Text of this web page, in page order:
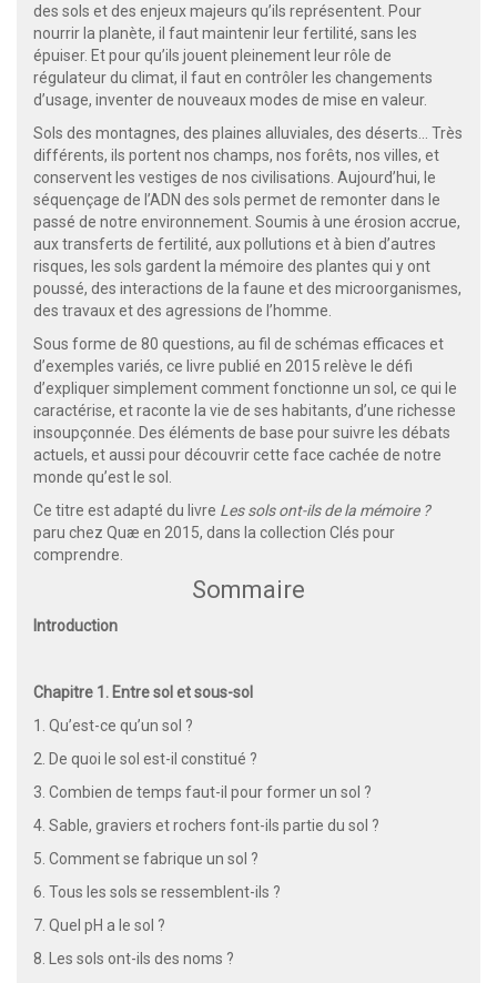
des sols et des enjeux majeurs qu’ils représentent. Pour
nourrir la planète, il faut maintenir leur fertilité, sans les
épuiser. Et pour qu’ils jouent pleinement leur rôle de
régulateur du climat, il faut en contrôler les changements
d’usage, inventer de nouveaux modes de mise en valeur.
Sols des montagnes, des plaines alluviales, des déserts… Très
différents, ils portent nos champs, nos forêts, nos villes, et
conservent les vestiges de nos civilisations. Aujourd’hui, le
séquençage de l’ADN des sols permet de remonter dans le
passé de notre environnement. Soumis à une érosion accrue,
aux transferts de fertilité, aux pollutions et à bien d’autres
risques, les sols gardent la mémoire des plantes qui y ont
poussé, des interactions de la faune et des microorganismes,
des travaux et des agressions de l’homme.
Sous forme de 80 questions, au fil de schémas efficaces et
d’exemples variés, ce livre publié en 2015 relève le défi
d’expliquer simplement comment fonctionne un sol, ce qui le
caractérise, et raconte la vie de ses habitants, d’une richesse
insoupçonnée. Des éléments de base pour suivre les débats
actuels, et aussi pour découvrir cette face cachée de notre
monde qu’est le sol.
Ce titre est adapté du livre Les sols ont-ils de la mémoire ?
paru chez Quæ en 2015, dans la collection Clés pour
comprendre.
Sommaire
Introduction
Chapitre 1. Entre sol et sous-sol
1. Qu’est-ce qu’un sol ?
2. De quoi le sol est-il constitué ?
3. Combien de temps faut-il pour former un sol ?
4. Sable, graviers et rochers font-ils partie du sol ?
5. Comment se fabrique un sol ?
6. Tous les sols se ressemblent-ils ?
7. Quel pH a le sol ?
8. Les sols ont-ils des noms ?